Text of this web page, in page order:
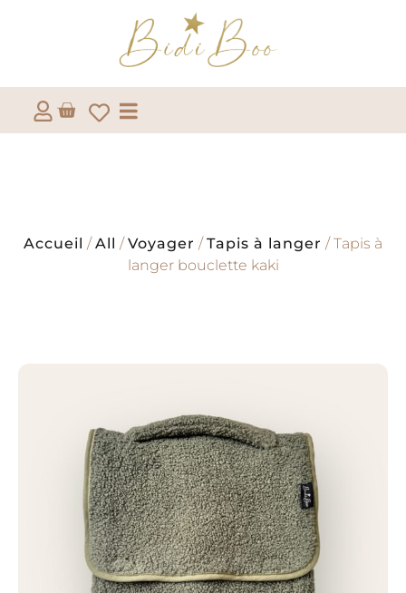
Accueil /All /Voyager /Tapis à langer / Tapis à
langer bouclette kaki